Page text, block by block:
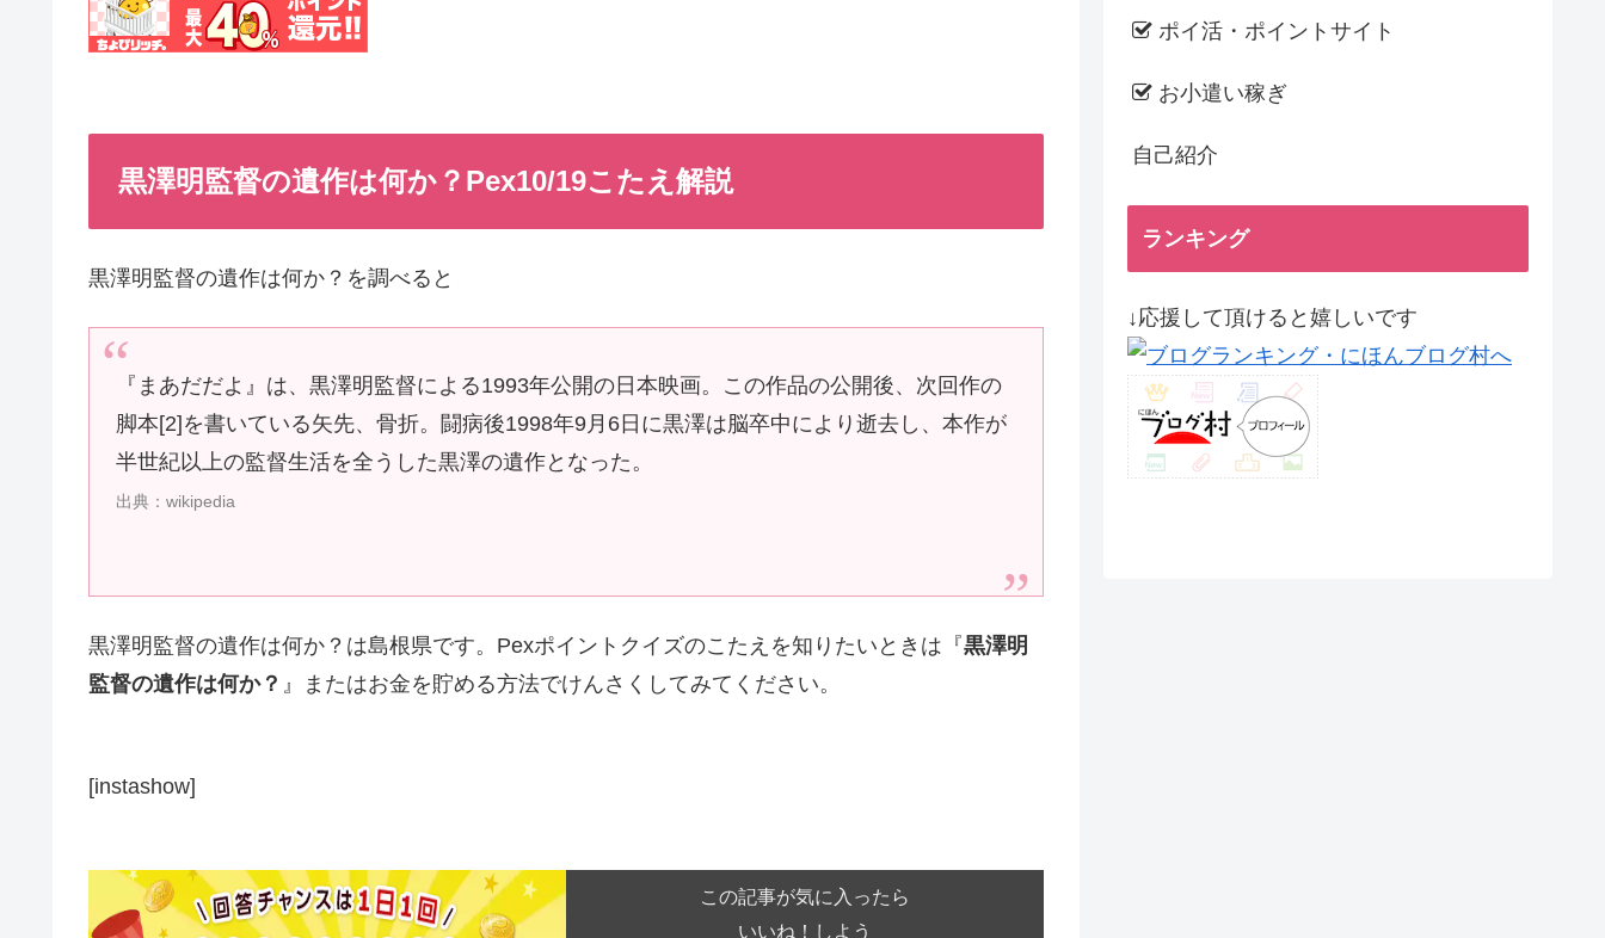
黒澤明監督の遺作は何か？Pex10/19こたえ解説
黒澤明監督の遺作は何か？を調べると
『まあだだよ』は、黒澤明監督による1993年公開の日本映画。この作品の公開後、次回作の
脚本[2]を書いている矢先、骨折。闘病後1998年9月6日に黒澤は脳卒中により逝去し、本作が
半世紀以上の監督生活を全うした黒澤の遺作となった。
出典：wikipedia
黒澤明監督の遺作は何か？は島根県です。Pexポイントクイズのこたえを知りたいときは『黒澤明
監督の遺作は何か？ 』またはお金を貯める方法でけんさくしてみてください。
[instashow]
この記事が気に入ったら
いいね！しよう
ポイ活・ポイントサイト
お小遣い稼ぎ
自己紹介
ランキング
↓応援して頂けると嬉しいです